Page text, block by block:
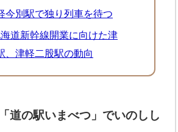
今別駅で独り列車を待つ
道新幹線開業に向けた津
、津軽二股駅の動向
道の駅いまべつ」でいのしし